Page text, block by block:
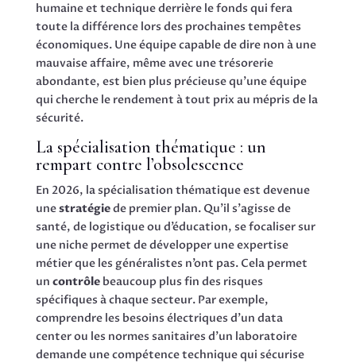
humaine et technique derrière le fonds qui fera
toute la différence lors des prochaines tempêtes
économiques. Une équipe capable de dire non à une
mauvaise affaire, même avec une trésorerie
abondante, est bien plus précieuse qu’une équipe
qui cherche le rendement à tout prix au mépris de la
sécurité.
La spécialisation thématique : un
rempart contre l’obsolescence
En 2026, la spécialisation thématique est devenue
unestratégiede premier plan. Qu’il s’agisse de
santé, de logistique ou d’éducation, se focaliser sur
une niche permet de développer une expertise
métier que les généralistes n’ont pas. Cela permet
un contrôlebeaucoup plus fin des risques
spécifiques à chaque secteur. Par exemple,
comprendre les besoins électriques d’un data
center ou les normes sanitaires d’un laboratoire
demande une compétence technique qui sécurise